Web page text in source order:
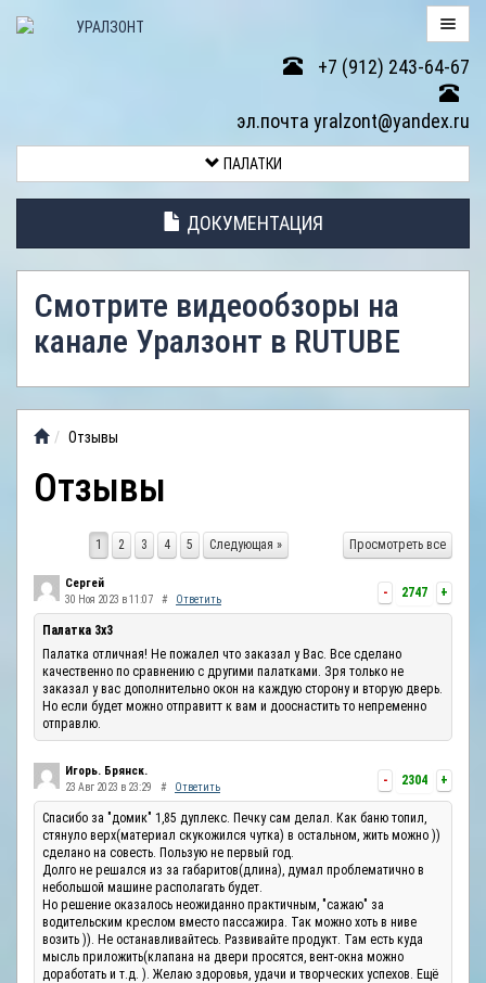
+7 (912) 243-64-67
эл.почта yralzont@yandex.ru
ТОВАРА
ПАЛАТОК
АНТИДОЖДЕВЫЕ
ТЕНТЫ
ВИДЕООБЗОР
ОТЗЫВЫ
ПАЛАТКИ
ДОКУМЕНТАЦИЯ
Смотрите видеообзоры на
канале Уралзонт в RUTUBE
Отзывы
Отзывы
Просмотреть все
1 2 3 4 5 Следующая »
- 2747 +
Сергей
30 Ноя 2023 в 11:07 # Ответить
Палатка 3х3
Палатка отличная! Не пожалел что заказал у Вас. Все сделано
качественно по сравнению с другими палатками. Зря только не
заказал у вас дополнительно окон на каждую сторону и вторую дверь.
Но если будет можно отправитт к вам и дооснастить то непременно
отправлю.
- 2304 +
Игорь. Брянск.
23 Авг 2023 в 23:29 # Ответить
Спасибо за "домик" 1,85 дуплекс. Печку сам делал. Как баню топил,
стянуло верх(материал скукожился чутка) в остальном, жить можно ))
сделано на совесть. Пользую не первый год.
Долго не решался из за габаритов(длина), думал проблематично в
небольшой машине располагать будет.
Но решение оказалось неожиданно практичным, "сажаю" за
водительским креслом вместо пассажира. Так можно хоть в ниве
возить )). Не останавливайтесь. Развивайте продукт. Там есть куда
мысль приложить(клапана на двери просятся, вент-окна можно
доработать и т.д. ). Желаю здоровья, удачи и творческих успехов. Ещё